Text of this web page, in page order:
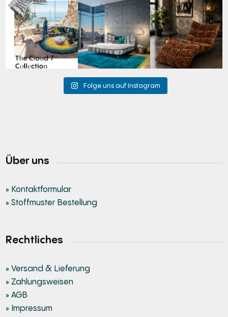
Für jeden Lieblingsplatz
die passende Cloud.
☁️...
62 1
Cloud 7 – nicht nur zum
Sitzen, sondern auch
zum...
149 3
A bold statement. A
quiet retreat.
Mit unserem...
204 4
Folge uns auf Instagram
Über uns
» Kontaktformular
» Stoffmuster Bestellung
Rechtliches
» Versand & Lieferung
» Zahlungsweisen
» AGB
» Impressum